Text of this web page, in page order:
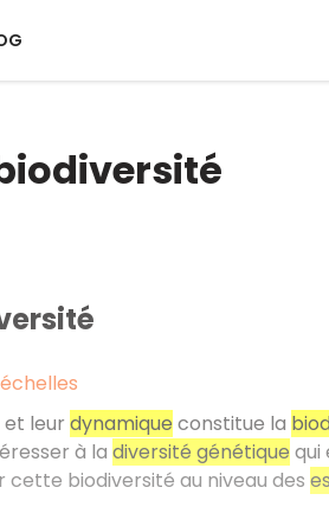
et leur dynamique constitue la
à la diversité génétique qui
biodiversité au niveau des